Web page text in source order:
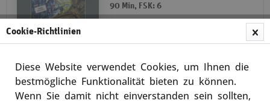
Merken
90 Min, FSK: 6
Eine Entdeckungsreise durch die
Wildnis Alaskas: Vom Kanadischen
Dawson Creek aus entdecken zwei
Highway bis nach Fairbanks und
Anchorage die Flora...
Cookie-Richtlinien
Diese Website verwendet Cookies, um Ihnen die
bestmögliche Funktionalität bieten zu können.
Wenn Sie damit nicht einverstanden sein sollten,